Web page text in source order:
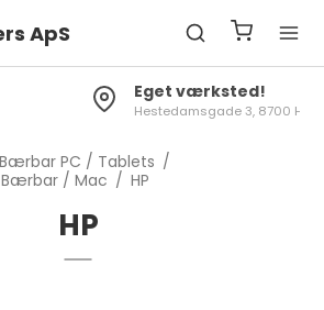
ApS
Eget værksted!
Hestedamsgade 3, 8700 Horsens
Bærbar PC / Tablets /
/ Mac / HP
HP